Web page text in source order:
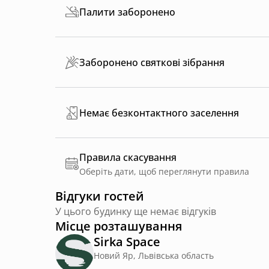
Палити заборонено
Заборонено святкові зібрання
Немає безконтактного заселення
Правила скасування
Оберіть дати, щоб переглянути правила
Відгуки гостей
У цього будинку ще немає відгуків
Місце розташування
Sirka Space
Новий Яр, Львівська область